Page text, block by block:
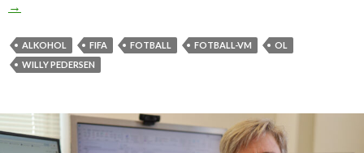
n
g
→
ALKOHOL FIFA FOTBALL FOTBALL-VM
OL
WILLY PEDERSEN